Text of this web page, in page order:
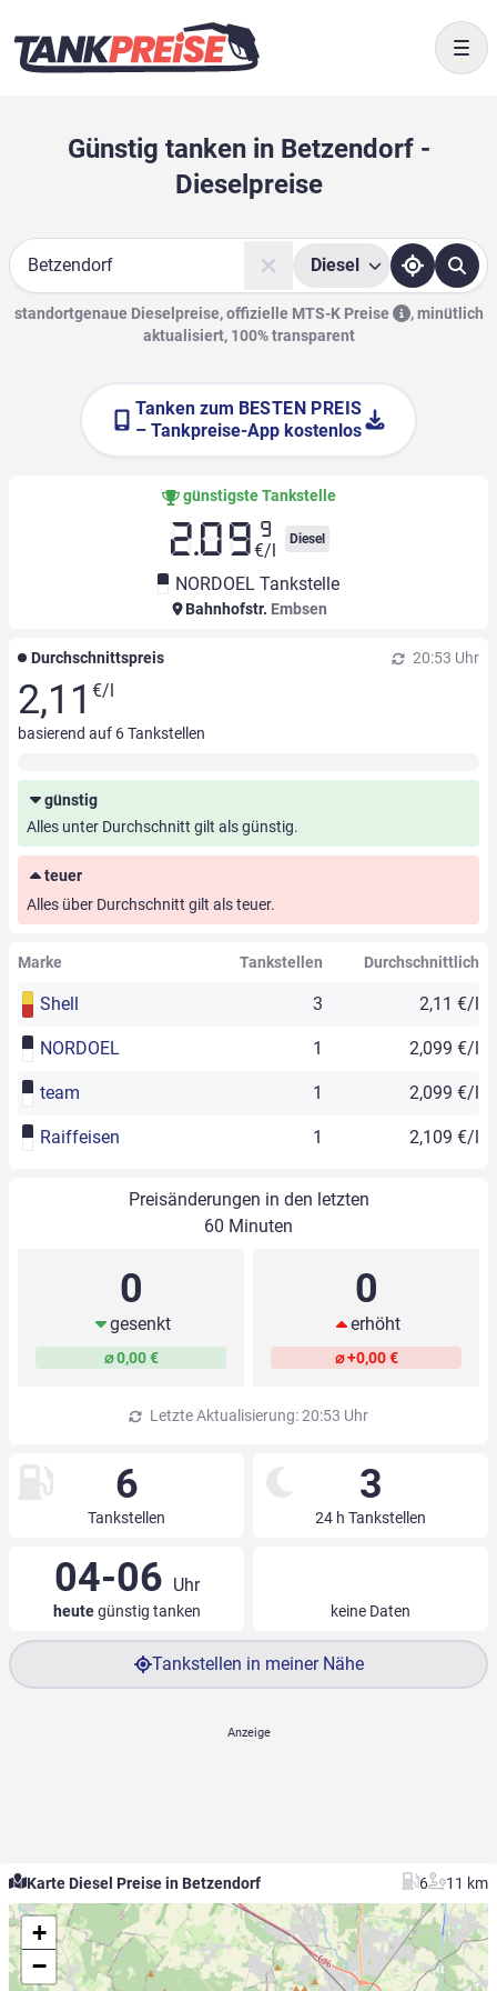
Günstig tanken in Betzendorf -
Dieselpreise
Suche
Diesel
standortgenaue Dieselpreise, offizielle MTS-K Preise ,minütlich
aktualisiert, 100% transparent
Tanken zum BESTEN PREIS
– Tankpreise-App kostenlos
günstigste Tankstelle
2.09 9
€/l
Diesel
NORDOEL Tankstelle
Bahnhofstr. Embsen
Durchschnittspreis 20:53 Uhr
2,11 €/l
basierend auf 6Tankstellen
günstig
Alles unter Durchschnitt gilt als günstig.
teuer
Alles über Durchschnitt gilt als teuer.
Marke Tankstellen Durchschnittlich
Shell 3 2,11 €/l
NORDOEL 1 2,099 €/l
team 1 2,099 €/l
Raiffeisen 1 2,109 €/l
Preisänderungen in den letzten
60 Minuten
0
gesenkt
⌀ 0,00 €
0
erhöht
⌀ +0,00 €
Letzte Aktualisierung: 20:53 Uhr
6
Tankstellen
3
24 h Tankstellen
04-06 Uhr
heutegünstig tanken keine Daten
Tankstellen in meiner Nähe
Karte Diesel Preise in Betzendorf 6 11 km
+
−